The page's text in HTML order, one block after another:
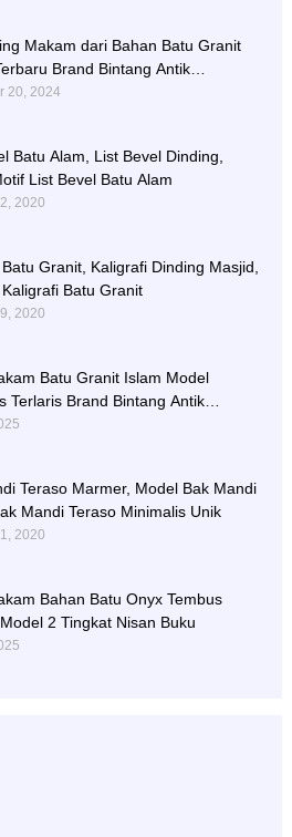
Makam dari Bahan Batu Granit
Brand Bintang Antik
20, 2024
Batu Alam, List Bevel Dinding,
List Bevel Batu Alam
2020
Granit, Kaligrafi Dinding Masjid,
Batu Granit
2020
Batu Granit Islam Model
Terlaris Brand Bintang Antik
Teraso Marmer, Model Bak Mandi
Mandi Teraso Minimalis Unik
2020
Bahan Batu Onyx Tembus
2 Tingkat Nisan Buku